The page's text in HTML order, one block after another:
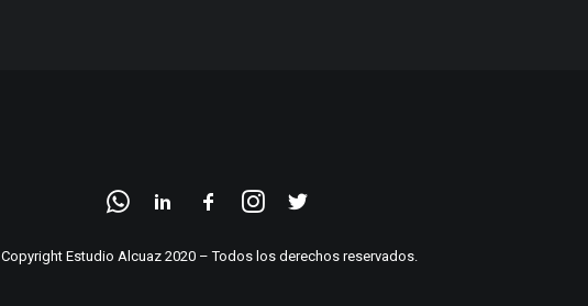
Copyright Estudio Alcuaz 2020 – Todos los derechos reservados.